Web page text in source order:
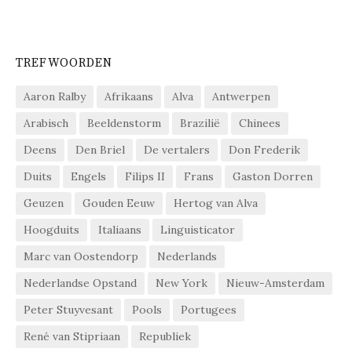
TREFWOORDEN
Aaron Ralby Afrikaans Alva
Antwerpen
Arabisch
Beeldenstorm Brazilië
Chinees
Deens
Den Briel De vertalers
Don Frederik
Duits
Engels Filips II Frans
Gaston Dorren
Geuzen
Gouden Eeuw
Hertog van Alva
Hoogduits
Italiaans
Linguisticator
Marc van Oostendorp
Nederlands
Nederlandse Opstand
New York
Nieuw-Amsterdam
Peter Stuyvesant
Pools
Portugees
René van Stipriaan
Republiek